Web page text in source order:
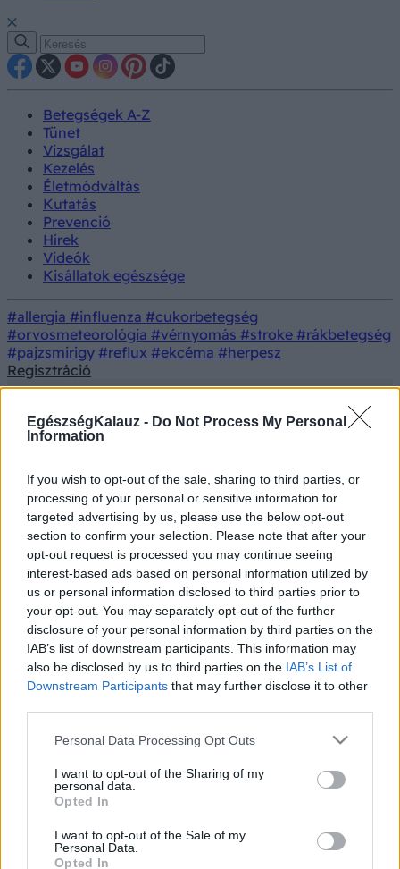
EgészségKalauz - Do Not Process My Personal
Information
If you wish to opt-out of the sale, sharing to third parties, or
processing of your personal or sensitive information for
targeted advertising by us, please use the below opt-out
section to confirm your selection. Please note that after your
opt-out request is processed you may continue seeing
interest-based ads based on personal information utilized by
us or personal information disclosed to third parties prior to
your opt-out. You may separately opt-out of the further
disclosure of your personal information by third parties on the
IAB’s list of downstream participants. This information may
also be disclosed by us to third parties on the IAB’s List of
Downstream Participants that may further disclose it to other
Please note that this website/app uses one or more Google
not limited to your visit or usage behaviour. You may click to
grant or deny consent to Google and its third-party tags to
use your data for below specified purposes in below Google
consent section.
Personal Data Processing Opt Outs
I want to opt-out of the Sharing of my
personal data.
Opted In
I want to opt-out of the Sale of my
Personal Data.
Opted In
Betegségek A-Z
Tünet
Vizsgálat
Kezelés
Életmódváltás
Kutatás
Prevenció
Hírek
Videók
Kisállatok egészsége
#allergia #influenza #cukorbetegség
#orvosmeteorológia #vérnyomás #stroke #rákbetegség
#pajzsmirigy #reflux #ekcéma #herpesz
Regisztráció
Tünet